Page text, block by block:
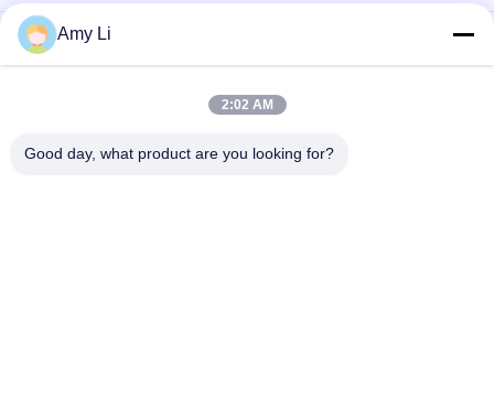
Ruimte Energiebesparing PTC Auto ventilator
Luchtverwarmer constante temperatuur Verwarming
Luchtverwarming Element Veilig thuis
48V 200w 75x76x26mm ptc keramische luchtventilator
Amy Li
2:02 AM
Good day, what product are you looking for?